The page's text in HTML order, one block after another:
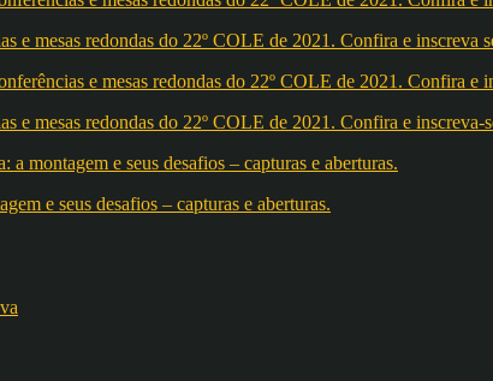
e mesas redondas do 22º COLE de 2021. Confira e
e mesas redondas do 22º COLE de 2021. Confira e
e seus desafios – capturas e aberturas.